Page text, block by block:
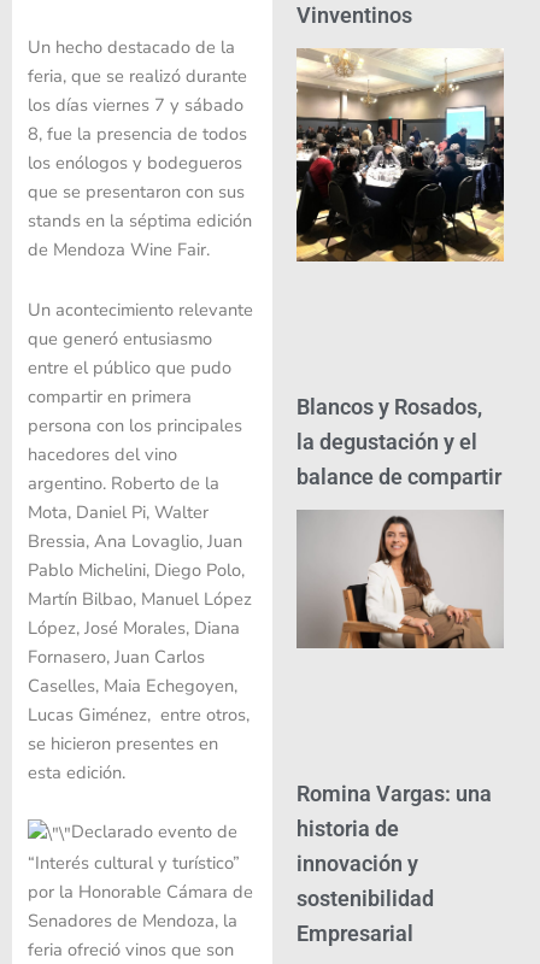
Un hecho destacado de la
feria, que se realizó durante
los días viernes 7 y sábado
8, fue la presencia de todos
los enólogos y bodegueros
que se presentaron con sus
stands en la séptima edición
de Mendoza Wine Fair.
Un acontecimiento relevante
que generó entusiasmo
entre el público que pudo
compartir en primera
persona con los principales
hacedores del vino
argentino. Roberto de la
Mota, Daniel Pi, Walter
Bressia, Ana Lovaglio, Juan
Pablo Michelini, Diego Polo,
Martín Bilbao, Manuel López
López, José Morales, Diana
Fornasero, Juan Carlos
Caselles, Maia Echegoyen,
Lucas Giménez, entre otros,
se hicieron presentes en
esta edición.
Declarado evento de
“Interés cultural y turístico”
por la Honorable Cámara de
Senadores de Mendoza, la
feria ofreció vinos que son
Vinventinos
Blancos y Rosados,
la degustación y el
balance de compartir
Romina Vargas: una
historia de
innovación y
sostenibilidad
Empresarial